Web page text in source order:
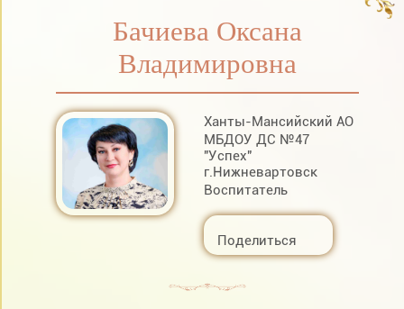
Бачиева Оксана
Владимировна
Ханты-Мансийский АО
МБДОУ ДС №47
"Успех"
г.Нижневартовск
Воспитатель
Поделиться